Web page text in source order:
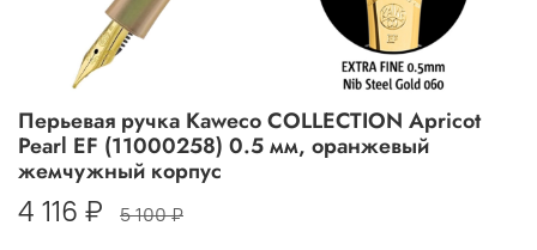
Перьевая ручка Kaweco COLLECTION Apricot
Pearl EF (11000258) 0.5 мм, оранжевый
жемчужный корпус
4 116 ₽ 5 100 ₽